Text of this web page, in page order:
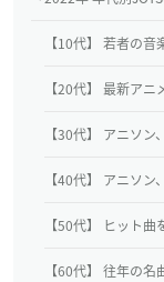
【10代】 若者の
【20代】 最新ア
【30代】 アニソ
【40代】 アニソ
【50代】 ヒット
【60代】 往年の